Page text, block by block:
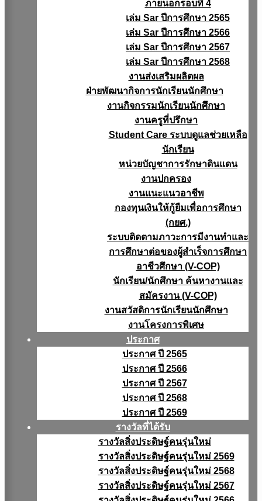
ภายนอกรอบที่ 4
เล่ม Sar ปีการศึกษา 2565
เล่ม Sar ปีการศึกษา 2566
เล่ม Sar ปีการศึกษา 2567
เล่ม Sar ปีการศึกษา 2568
งานส่งเสริมผลิตผล
ฝ่ายพัฒนากิจการนักเรียนนักศึกษา
งานกิจกรรมนักเรียนนักศึกษา
งานครูที่ปรึกษา
Student Care ระบบดูแลช่วยเหลือ
นักเรียน
หน่วยบัญชาการรักษาดินแดน
งานปกครอง
งานแนะแนวอาชีพ
กองทุนเงินให้กู้ยืมเพื่อการศึกษา
(กยศ.)
ระบบติดตามภาวะการมีงานทำและ
การศึกษาต่อของผู้สำเร็จการศึกษา
อาชีวศึกษา (V-COP)
นักเรียน/นักศึกษา ค้นหางานและ
สมัครงาน (V-COP)
งานสวัสดิการนักเรียนนักศึกษา
งานโครงการพิเศษ
ประกาศ
ประกาศ ปี 2565
ประกาศ ปี 2566
ประกาศ ปี 2567
ประกาศ ปี 2568
ประกาศ ปี 2569
รางวัลที่ได้รับ
รางวัลสิ่งประดิษฐ์คนรุ่นใหม่
รางวัลสิ่งประดิษฐ์คนรุ่นใหม่ 2569
รางวัลสิ่งประดิษฐ์คนรุ่นใหม่ 2568
รางวัลสิ่งประดิษฐ์คนรุ่นใหม่ 2567